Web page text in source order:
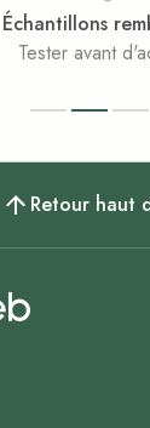
Échantillons
Tester avant
Retour haut